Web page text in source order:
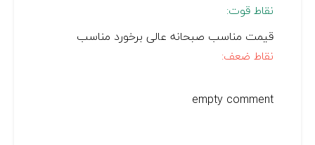
نقاط قوت:
قیمت مناسب صبحانه عالی برخورد مناسب
نقاط ضعف:
empty comment